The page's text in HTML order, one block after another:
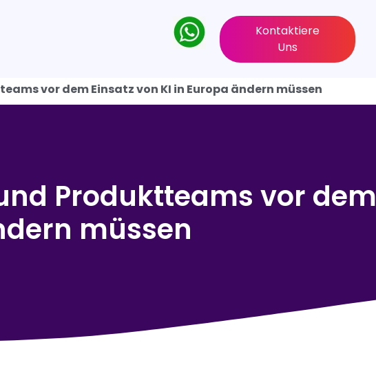
Kontaktiere
Uns
vor dem Einsatz von KI in Europa ändern müssen
Produktteams vor dem
müssen